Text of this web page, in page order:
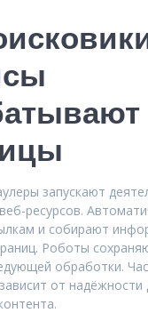
запускают
ресурсов.
и собирают
Роботы
обработки.
от